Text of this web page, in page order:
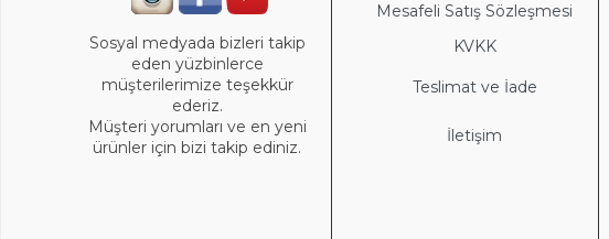
Mesafeli Satış Sözleşmesi
Sosyal medyada bizleri takip
eden yüzbinlerce
müşterilerimize teşekkür
ederiz.
Müşteri yorumları ve en yeni
ürünler için bizi takip ediniz.
KVKK
Teslimat ve İade
İletişim